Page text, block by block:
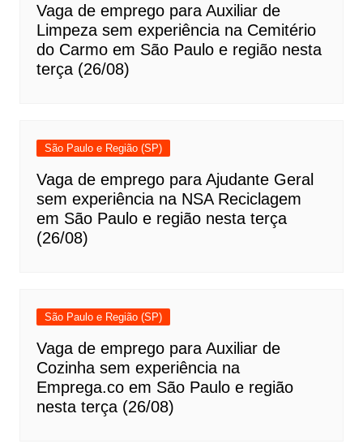
Vaga de emprego para Auxiliar de
Limpeza sem experiência na Cemitério
do Carmo em São Paulo e região nesta
terça (26/08)
São Paulo e Região (SP)
Vaga de emprego para Ajudante Geral
sem experiência na NSA Reciclagem
em São Paulo e região nesta terça
(26/08)
São Paulo e Região (SP)
Vaga de emprego para Auxiliar de
Cozinha sem experiência na
Emprega.co em São Paulo e região
nesta terça (26/08)